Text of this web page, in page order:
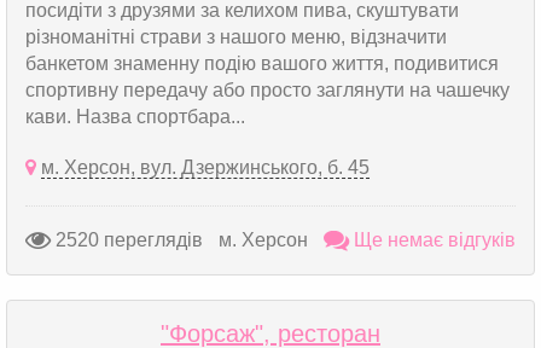
посидіти з друзями за келихом пива, скуштувати
різноманітні страви з нашого меню, відзначити
банкетом знаменну подію вашого життя, подивитися
спортивну передачу або просто заглянути на чашечку
кави. Назва спортбара...
м. Херсон, вул. Дзержинського, б. 45
2520 переглядів м. Херсон Ще немає відгуків
"Форсаж", ресторан